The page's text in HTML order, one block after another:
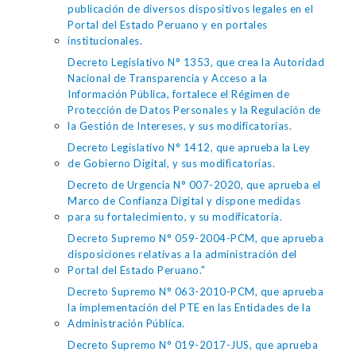
publicación de diversos dispositivos legales en el
Portal del Estado Peruano y en portales
institucionales.
Decreto Legislativo N° 1353, que crea la Autoridad
Nacional de Transparencia y Acceso a la
Información Pública, fortalece el Régimen de
Protección de Datos Personales y la Regulación de
la Gestión de Intereses, y sus modificatorias.
Decreto Legislativo N° 1412, que aprueba la Ley
de Gobierno Digital, y sus modificatorias.
Decreto de Urgencia N° 007-2020, que aprueba el
Marco de Confianza Digital y dispone medidas
para su fortalecimiento, y su modificatoria.
Decreto Supremo N° 059-2004-PCM, que aprueba
disposiciones relativas a la administración del
Portal del Estado Peruano."
Decreto Supremo N° 063-2010-PCM, que aprueba
la implementación del PTE en las Entidades de la
Administración Pública.
Decreto Supremo N° 019-2017-JUS, que aprueba